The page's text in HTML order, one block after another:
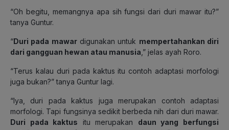
“Oh begitu, memangnya apa sih fungsi dari duri mawar itu?”
tanya Guntur.
“Duri pada mawardigunakan untuk mempertahankan diri
dari gangguan hewan atau manusia ,” jelas ayah Roro.
“Terus kalau duri pada kaktus itu contoh adaptasi morfologi
juga bukan?” tanya Guntur lagi.
“Iya, duri pada kaktus juga merupakan contoh adaptasi
morfologi. Tapi fungsinya sedikit berbeda nih dari duri mawar.
Duri pada kaktus itu merupakan daun yang berfungsi